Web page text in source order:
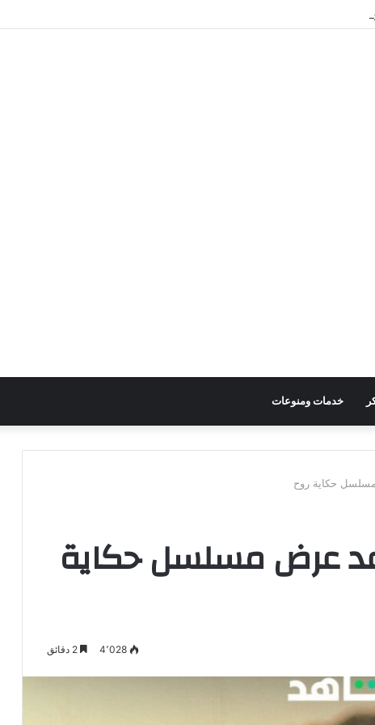
حفلات شيرين عبد الوهاب
خدمات ومنوعات
حكاية روح
عرض مسلسل حكاية
4٬028